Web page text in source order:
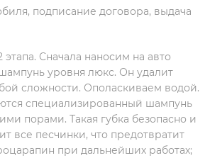
подписание договора, выдача
этапа. Сначала наносим на авто
уровня люкс. Он удалит
сложности. Ополаскиваем водой.
специализированный шампунь
порами. Такая губка безопасно и
все песчинки, что предотвратит
при дальнейших работах;